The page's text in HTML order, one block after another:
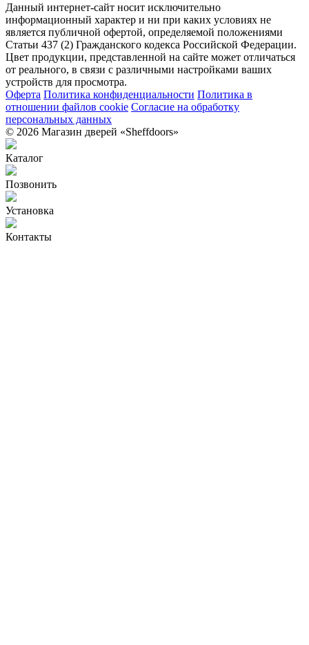
Данный интернет-сайт носит исключительно
информационный характер и ни при каких условиях не
является публичной офертой, определяемой положениями
Статьи 437 (2) Гражданского кодекса Российской Федерации.
Цвет продукции, представленной на сайте может отличаться
от реального, в связи с различными настройками ваших
устройств для просмотра.
Оферта Политика конфиденциальности Политика в
отношении файлов cookie Согласие на обработку
персональных данных
© 2026 Магазин дверей «Sheffdoors»
Каталог
Позвонить
Установка
Контакты